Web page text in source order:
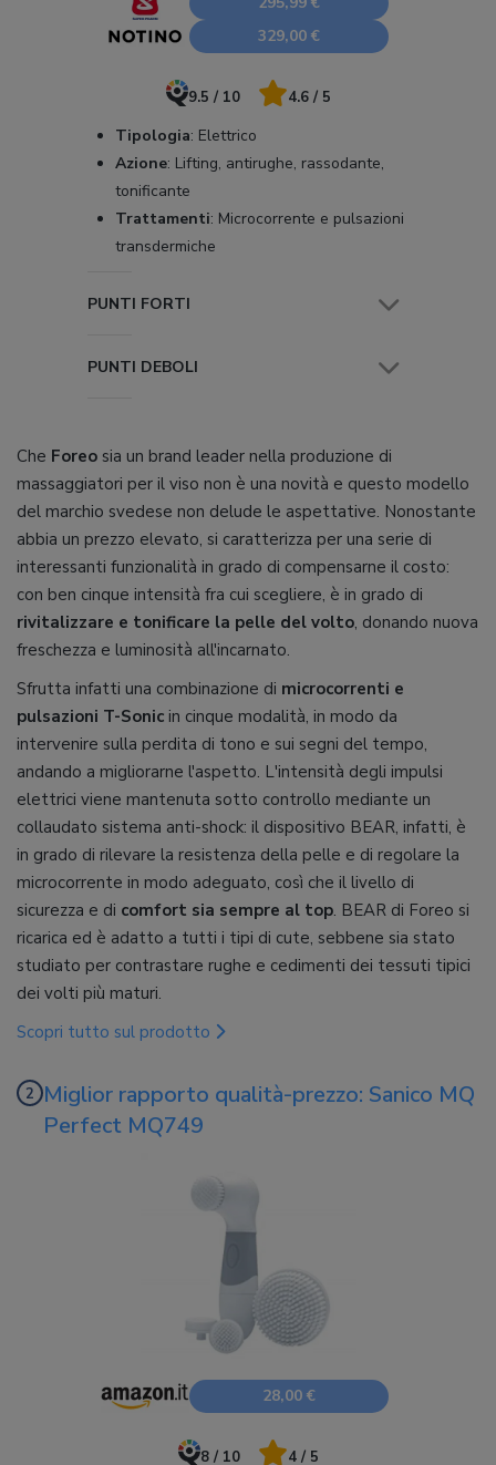
329,00 €
9.5 / 10 4.6 / 5
Tipologia: Elettrico
Azione: Lifting, antirughe, rassodante,
tonificante
Trattamenti: Microcorrente e pulsazioni
transdermiche
PUNTI FORTI
PUNTI DEBOLI
Che Foreo sia un brand leader nella produzione di
massaggiatori per il viso non è una novità e questo modello
del marchio svedese non delude le aspettative. Nonostante
abbia un prezzo elevato, si caratterizza per una serie di
interessanti funzionalità in grado di compensarne il costo:
con ben cinque intensità fra cui scegliere, è in grado di
rivitalizzare e tonificare la pelle del volto, donando nuova
freschezza e luminosità all'incarnato.
Sfrutta infatti una combinazione di microcorrenti e
pulsazioni T-Sonic in cinque modalità, in modo da
intervenire sulla perdita di tono e sui segni del tempo,
andando a migliorarne l'aspetto. L'intensità degli impulsi
elettrici viene mantenuta sotto controllo mediante un
collaudato sistema anti-shock: il dispositivo BEAR, infatti, è
in grado di rilevare la resistenza della pelle e di regolare la
microcorrente in modo adeguato, così che il livello di
sicurezza e di comfort sia sempre al top. BEAR di Foreo si
ricarica ed è adatto a tutti i tipi di cute, sebbene sia stato
studiato per contrastare rughe e cedimenti dei tessuti tipici
dei volti più maturi.
Scopri tutto sul prodotto
Miglior rapporto qualità-prezzo: Sanico MQ
Perfect MQ749
28,00 €
8 / 10 4 / 5